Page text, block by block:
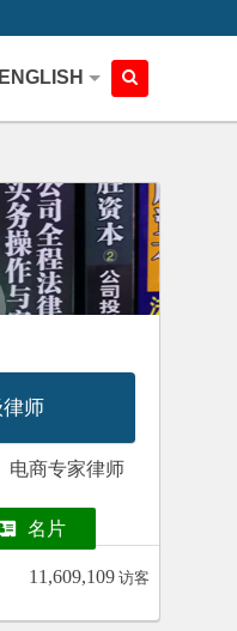
ENGLISH
师
电商专家律师
名片
11,609,109 访客